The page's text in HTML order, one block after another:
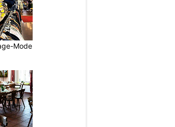
Mode